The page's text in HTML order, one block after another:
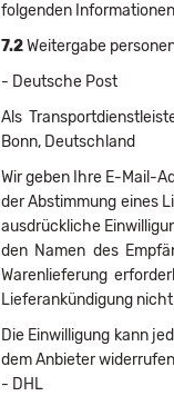
folgenden
7.2Weitergabe
- Deutsche Post
Als
Bonn, Deutschland
Wir geben Ihre E-Mail-
der Abstimmung eines
ausdrückliche
den Namen des
Warenlieferung
Lieferankündigung
Die Einwilligung kann
dem Anbieter
- DHL